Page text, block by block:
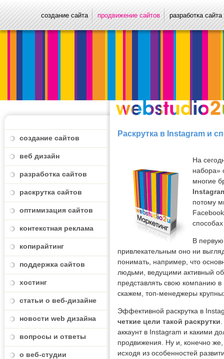
создание сайта продвижение сайтов разработка сайта
создание сайтов
веб дизайн
разработка сайтов
раскрутка сайтов
оптимизация сайтов
контекстная реклама
копирайтинг
поддержка сайтов
хостинг
статьи о веб-дизайне
новости web дизайна
вопросы и ответы
о веб-студии
Раскрутка в Instagram и
На
набора»
многие
потому
В первую
привлекательным оно ни
понимать, например, что
людьми, ведущими активный
представлять свою компанию
скажем, топ-менеджеры
Эффективной раскрутка в
четкие цели такой раскрутки
аккаунт в Instagram и какими
продвижения. Ну и, конечно
исходя из особенностей